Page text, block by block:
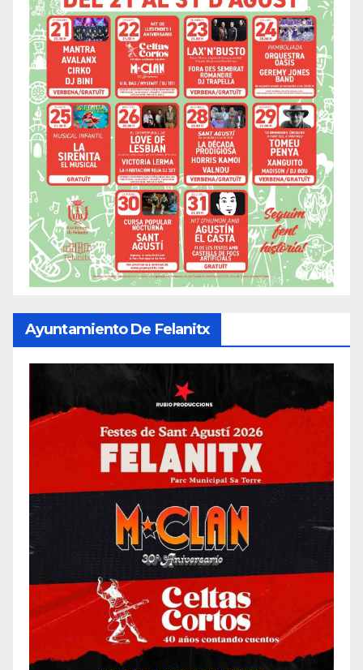
Ayuntamiento De Felanitx